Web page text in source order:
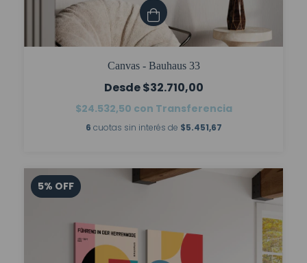
Canvas - Bauhaus 33
$32.710,00
$24.532,50 con Transferencia
6 cuotas sin interés de $5.451,67
5% OFF